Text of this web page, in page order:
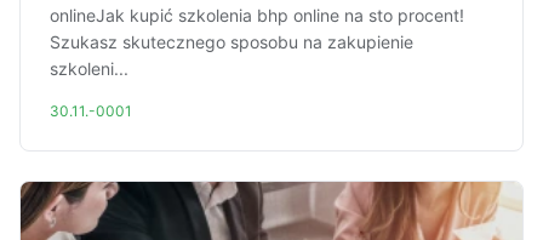
onlineJak kupić szkolenia bhp online na sto procent!
Szukasz skutecznego sposobu na zakupienie
szkoleni...
30.11.-0001